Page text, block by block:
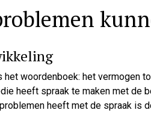
het woordenboek: het vermogen
heeft spraak te maken met de
heeft met de spraak is